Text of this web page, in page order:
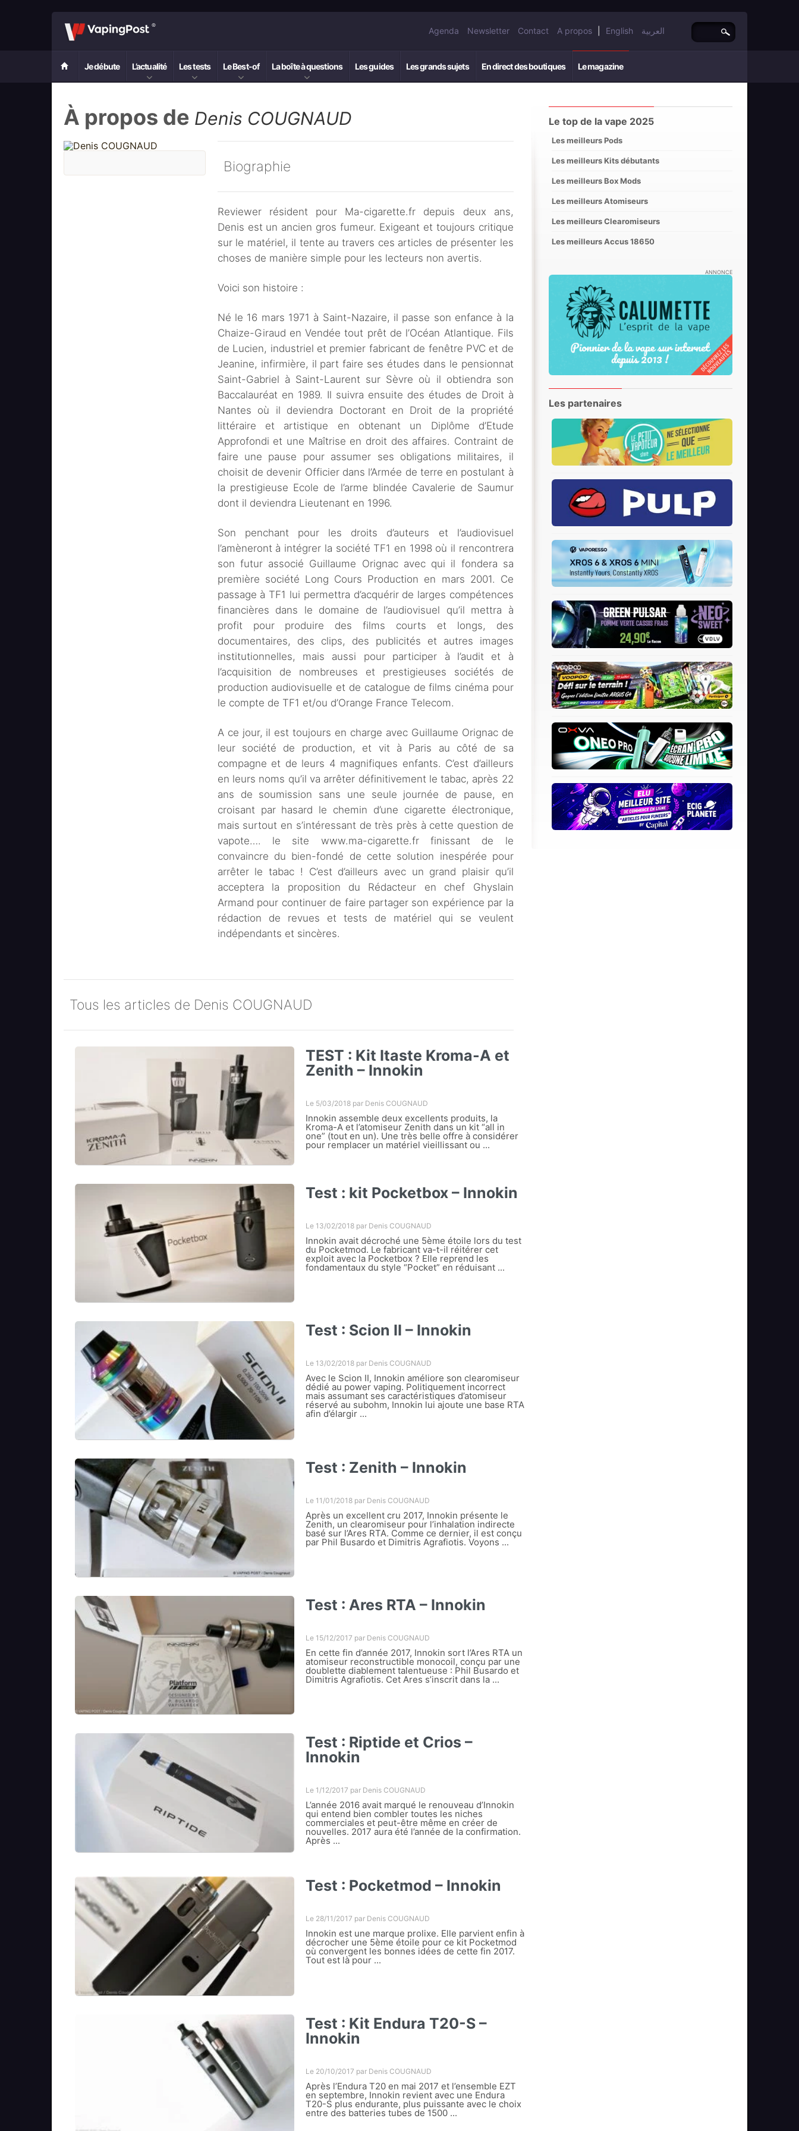
Agenda Newsletter Contact A propos English العربية
Je débute L’actualité Les tests Le Best-of La boîte à questions Les guides Les grands sujets En direct des boutiques Le magazine
À propos de Denis COUGNAUD
Biographie
Reviewer résident pour Ma-cigarette.fr depuis deux ans,
Denis est un ancien gros fumeur. Exigeant et toujours critique
sur le matériel, il tente au travers ces articles de présenter les
choses de manière simple pour les lecteurs non avertis.
Voici son histoire :
Né le 16 mars 1971 à Saint-Nazaire, il passe son enfance à la
Chaize-Giraud en Vendée tout prêt de l’Océan Atlantique. Fils
de Lucien, industriel et premier fabricant de fenêtre PVC et de
Jeanine, infirmière, il part faire ses études dans le pensionnat
Saint-Gabriel à Saint-Laurent sur Sèvre où il obtiendra son
Baccalauréat en 1989. Il suivra ensuite des études de Droit à
Nantes où il deviendra Doctorant en Droit de la propriété
littéraire et artistique en obtenant un Diplôme d’Etude
Approfondi et une Maîtrise en droit des affaires. Contraint de
faire une pause pour assumer ses obligations militaires, il
choisit de devenir Officier dans l’Armée de terre en postulant à
la prestigieuse Ecole de l’arme blindée Cavalerie de Saumur
dont il deviendra Lieutenant en 1996.
Son penchant pour les droits d’auteurs et l’audiovisuel
l’amèneront à intégrer la société TF1 en 1998 où il rencontrera
son futur associé Guillaume Orignac avec qui il fondera sa
première société Long Cours Production en mars 2001. Ce
passage à TF1 lui permettra d’acquérir de larges compétences
financières dans le domaine de l’audiovisuel qu’il mettra à
profit pour produire des films courts et longs, des
documentaires, des clips, des publicités et autres images
institutionnelles, mais aussi pour participer à l’audit et à
l’acquisition de nombreuses et prestigieuses sociétés de
production audiovisuelle et de catalogue de films cinéma pour
le compte de TF1 et/ou d’Orange France Telecom.
A ce jour, il est toujours en charge avec Guillaume Orignac de
leur société de production, et vit à Paris au côté de sa
compagne et de leurs 4 magnifiques enfants. C’est d’ailleurs
en leurs noms qu’il va arrêter définitivement le tabac, après 22
ans de soumission sans une seule journée de pause, en
croisant par hasard le chemin d’une cigarette électronique,
mais surtout en s’intéressant de très près à cette question de
vapote…. le site www.ma-cigarette.fr finissant de le
convaincre du bien-fondé de cette solution inespérée pour
arrêter le tabac ! C’est d’ailleurs avec un grand plaisir qu’il
acceptera la proposition du Rédacteur en chef Ghyslain
Armand pour continuer de faire partager son expérience par la
rédaction de revues et tests de matériel qui se veulent
indépendants et sincères.
Tous les articles de Denis COUGNAUD
TEST : Kit Itaste Kroma-A et
Zenith – Innokin
Le 5/03/2018 par Denis COUGNAUD
Innokin assemble deux excellents produits, la
Kroma-A et l’atomiseur Zenith dans un kit “all in
one” (tout en un). Une très belle offre à considérer
pour remplacer un matériel vieillissant ou ...
Test : kit Pocketbox – Innokin
Le 13/02/2018 par Denis COUGNAUD
Innokin avait décroché une 5ème étoile lors du test
du Pocketmod. Le fabricant va-t-il réitérer cet
exploit avec la Pocketbox ? Elle reprend les
fondamentaux du style “Pocket” en réduisant ...
Test : Scion II – Innokin
Le 13/02/2018 par Denis COUGNAUD
Avec le Scion II, Innokin améliore son clearomiseur
dédié au power vaping. Politiquement incorrect
mais assumant ses caractéristiques d’atomiseur
réservé au subohm, Innokin lui ajoute une base RTA
afin d’élargir ...
Test : Zenith – Innokin
Le 11/01/2018 par Denis COUGNAUD
Après un excellent cru 2017, Innokin présente le
Zenith, un clearomiseur pour l’inhalation indirecte
basé sur l’Ares RTA. Comme ce dernier, il est conçu
par Phil Busardo et Dimitris Agrafiotis. Voyons ...
Test : Ares RTA – Innokin
Le 15/12/2017 par Denis COUGNAUD
En cette fin d’année 2017, Innokin sort l’Ares RTA un
atomiseur reconstructible monocoil, conçu par une
doublette diablement talentueuse : Phil Busardo et
Dimitris Agrafiotis. Cet Ares s’inscrit dans la ...
Test : Riptide et Crios –
Innokin
Le 1/12/2017 par Denis COUGNAUD
L’année 2016 avait marqué le renouveau d’Innokin
qui entend bien combler toutes les niches
commerciales et peut-être même en créer de
nouvelles. 2017 aura été l’année de la confirmation.
Après ...
Test : Pocketmod – Innokin
Le 28/11/2017 par Denis COUGNAUD
Innokin est une marque prolixe. Elle parvient enfin à
décrocher une 5ème étoile pour ce kit Pocketmod
où convergent les bonnes idées de cette fin 2017.
Tout est là pour ...
Test : Kit Endura T20-S –
Innokin
Le 20/10/2017 par Denis COUGNAUD
Après l’Endura T20 en mai 2017 et l’ensemble EZT
en septembre, Innokin revient avec une Endura
T20-S plus endurante, plus puissante avec le choix
entre des batteries tubes de 1500 ...
Le top de la vape 2025
Les meilleurs Pods
Les meilleurs Kits débutants
Les meilleurs Box Mods
Les meilleurs Atomiseurs
Les meilleurs Clearomiseurs
Les meilleurs Accus 18650
ANNONCE
Les partenaires